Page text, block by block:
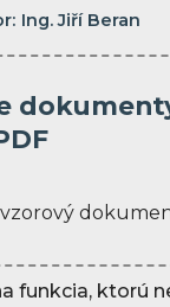
Ing. Jiří Beran
vzorový
funkcia, ktorú